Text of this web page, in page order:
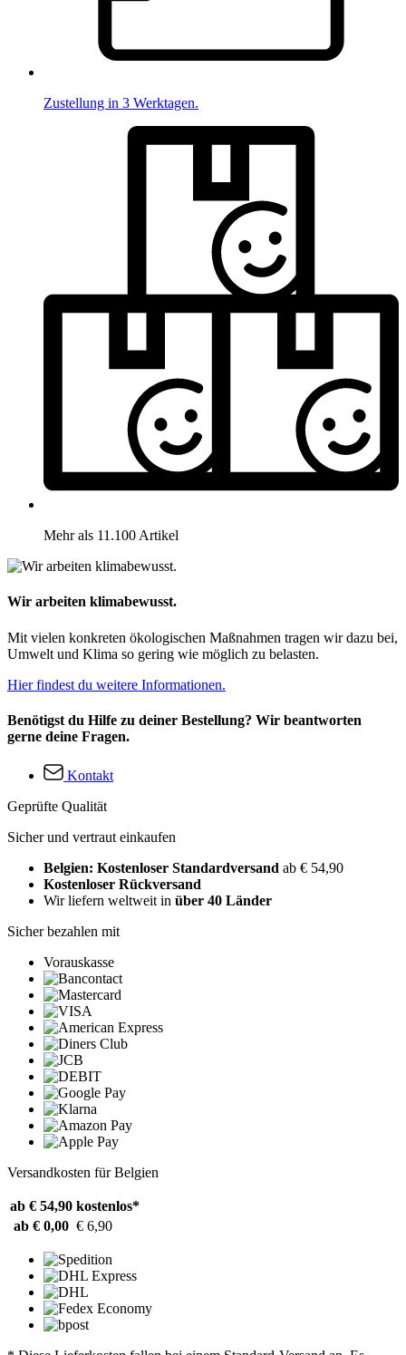
Zustellung in 3 Werktagen.
Mehr als 11.100 Artikel
Wir arbeiten klimabewusst.
Mit vielen konkreten ökologischen Maßnahmen tragen wir dazu bei,
Umwelt und Klima so gering wie möglich zu belasten.
Hier findest du weitere Informationen.
Benötigst du Hilfe zu deiner Bestellung? Wir beantworten
gerne deine Fragen.
Kontakt
Geprüfte Qualität
Sicher und vertraut einkaufen
Belgien: Kostenloser Standardversand ab € 54,90
Kostenloser Rückversand
Wir liefern weltweit in über 40 Länder
Sicher bezahlen mit
Vorauskasse
Versandkosten für Belgien
ab € 54,90 kostenlos*
ab € 0,00 € 6,90